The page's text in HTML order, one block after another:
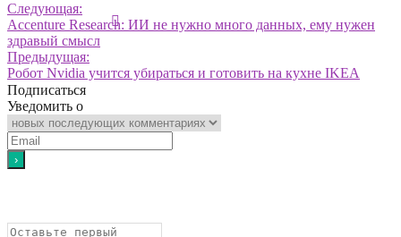
Следующая:
Accenture Research: ИИ не нужно много данных, ему нужен
здравый смысл
Предыдущая:
Робот Nvidia учится убираться и готовить на кухне IKEA
Подписаться
Уведомить о